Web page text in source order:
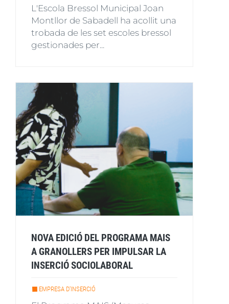
L'Escola Bressol Municipal Joan
Montllor de Sabadell ha acollit una
trobada de les set escoles bressol
gestionades per...
NOVA EDICIÓ DEL PROGRAMA MAIS
A GRANOLLERS PER IMPULSAR LA
INSERCIÓ SOCIOLABORAL
EMPRESA D'INSERCIÓ